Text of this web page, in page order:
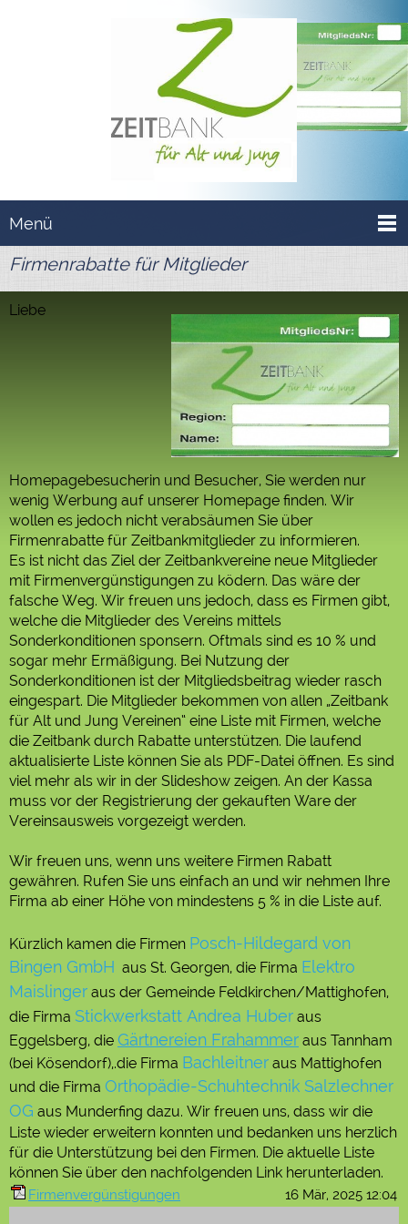
Menü
Firmenrabatte für Mitglieder
Liebe
Homepagebesucherin und Besucher, Sie werden nur
wenig Werbung auf unserer Homepage finden. Wir
wollen es jedoch nicht verabsäumen Sie über
Firmenrabatte für Zeitbankmitglieder zu informieren.
Es ist nicht das Ziel der Zeitbankvereine neue Mitglieder
mit Firmenvergünstigungen zu ködern. Das wäre der
falsche Weg. Wir freuen uns jedoch, dass es Firmen gibt,
welche die Mitglieder des Vereins mittels
Sonderkonditionen sponsern. Oftmals sind es 10 % und
sogar mehr Ermäßigung. Bei Nutzung der
Sonderkonditionen ist der Mitgliedsbeitrag wieder rasch
eingespart. Die Mitglieder bekommen von allen „Zeitbank
für Alt und Jung Vereinen“ eine Liste mit Firmen, welche
die Zeitbank durch Rabatte unterstützen. Die laufend
aktualisierte Liste können Sie als PDF-Datei öffnen. Es sind
viel mehr als wir in der Slideshow zeigen. An der Kassa
muss vor der Registrierung der gekauften Ware der
Vereinsausweis vorgezeigt werden.
Wir freuen uns, wenn uns weitere Firmen Rabatt
gewähren. Rufen Sie uns einfach an und wir nehmen Ihre
Firma ab einer Höhe von mindestens 5 % in die Liste auf.
Kürzlich kamen die Firmen Posch-Hildegard von
Bingen GmbH aus St. Georgen, die Firma Elektro
Maislinger aus der Gemeinde Feldkirchen/Mattighofen,
die Firma Stickwerkstatt Andrea Huber aus
Eggelsberg, die Gärtnereien Frahammer aus Tannham
(bei Kösendorf),.die Firma Bachleitner aus Mattighofen
und die Firma Orthopädie-Schuhtechnik Salzlechner
OG aus Munderfing dazu. Wir freuen uns, dass wir die
Liste wieder erweitern konnten und bedanken uns herzlich
für die Unterstützung bei den Firmen. Die aktuelle Liste
können Sie über den nachfolgenden Link herunterladen.
Firmenvergünstigungen 16 Mär, 2025 12:04